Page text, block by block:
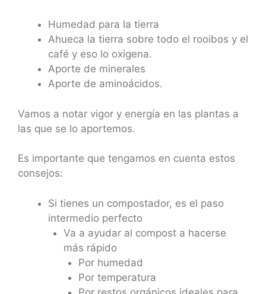
Humedad para la tierra
Ahueca la tierra sobre todo el rooibos y el
café y eso lo oxigena.
Aporte de minerales
Aporte de aminoácidos.
Vamos a notar vigor y energía en las plantas a
las que se lo aportemos.
Es importante que tengamos en cuenta estos
consejos:
Si tienes un compostador, es el paso
intermedio perfecto
Va a ayudar al compost a hacerse
más rápido
Por humedad
Por temperatura